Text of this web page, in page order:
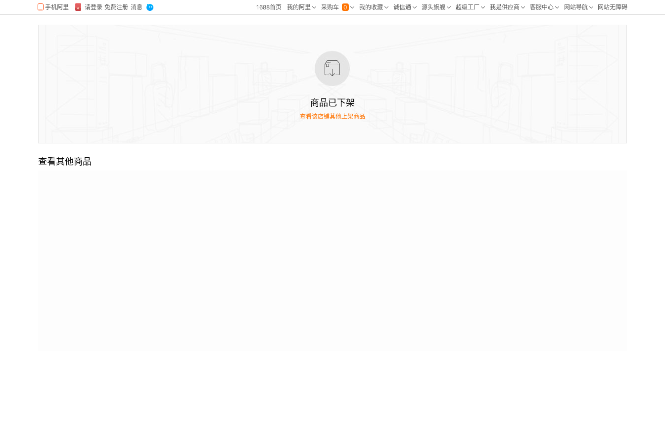
商品已下架
查看该店铺其他上架商品
查看其他商品